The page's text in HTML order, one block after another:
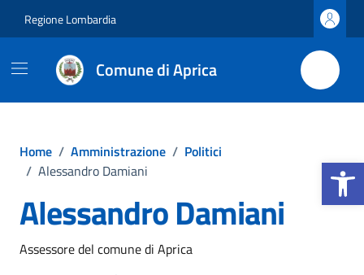
Apri la
Regione Lombardia
Comune di Aprica
Home / Amministrazione / Politici
/ Alessandro Damiani
Alessandro Damiani
Assessore del comune di Aprica